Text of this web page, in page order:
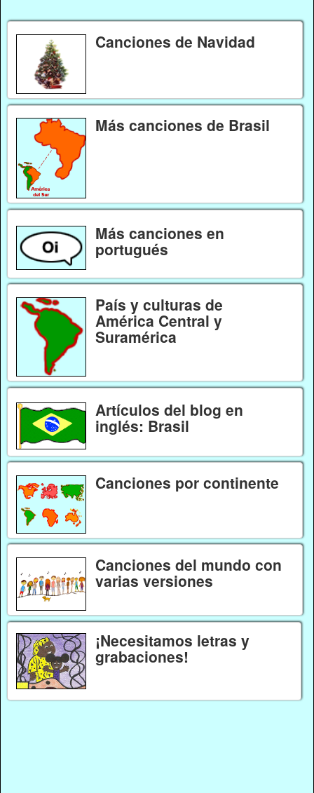
Canciones de Navidad
Más canciones de Brasil
Más canciones en
portugués
País y culturas de
América Central y
Suramérica
Artículos del blog en
inglés: Brasil
Canciones por continente
Canciones del mundo con
varias versiones
¡Necesitamos letras y
grabaciones!